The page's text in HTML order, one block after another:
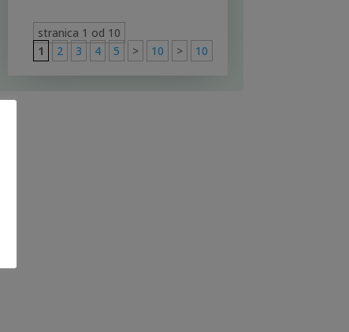
stranica 1 od 10
1
2 3 4 5 > 10 > 10